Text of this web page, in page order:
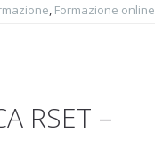
RSET –
, Formazione online